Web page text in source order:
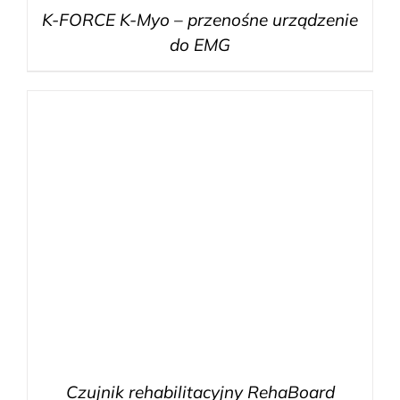
K-FORCE K-Myo – przenośne urządzenie
do EMG
Czujnik rehabilitacyjny RehaBoard